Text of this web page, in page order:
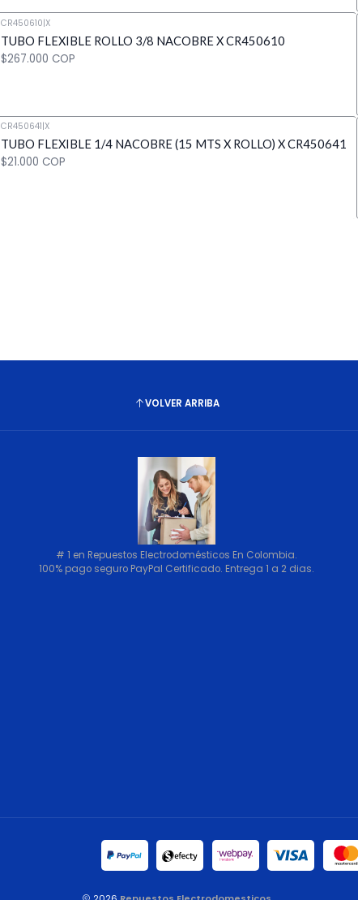
Cantidad
CR450610|X
TUBO FLEXIBLE ROLLO 3/8 NACOBRE X CR450610
$267.000 COP
Cantidad
CR450641|X
TUBO FLEXIBLE 1/4 NACOBRE (15 MTS X ROLLO) X CR450641
$21.000 COP
VOLVER ARRIBA
# 1 en Repuestos Electrodomésticos En Colombia.
100% pago seguro PayPal Certificado. Entrega 1 a 2 dias.